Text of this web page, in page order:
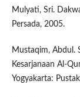
Mulyati, Sri.
Persada, 2005.
Mustaqim, Abdul.
Kesarjanaan Al-
Yogyakarta: